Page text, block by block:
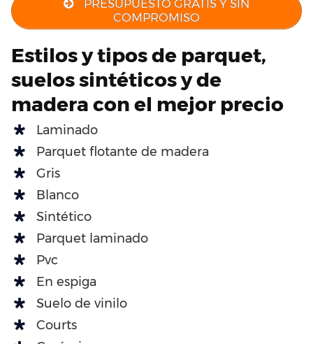
PRESUPUESTO GRATIS Y SIN
COMPROMISO
Estilos y tipos de parquet,
suelos sintéticos y de
madera con el mejor precio
Laminado
Parquet flotante de madera
Gris
Blanco
Sintético
Parquet laminado
Pvc
En espiga
Suelo de vinilo
Courts